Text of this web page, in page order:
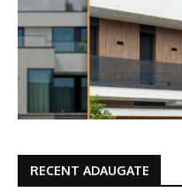
RECENT ADAUGATE